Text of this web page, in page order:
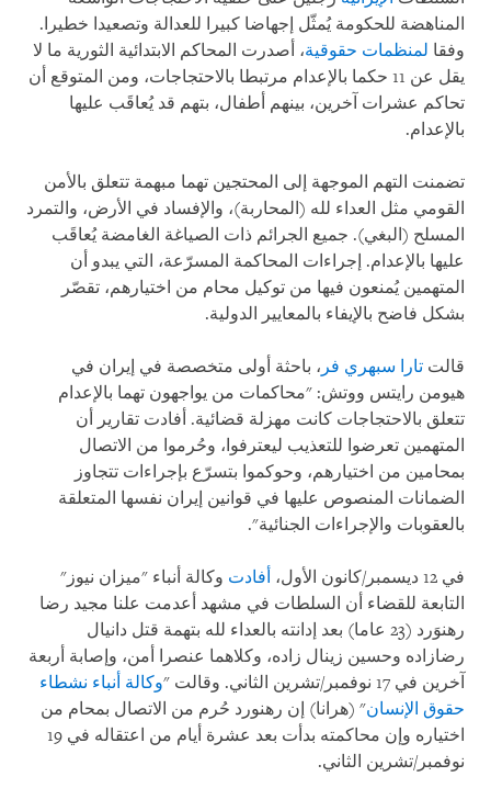
المناهضة للحكومة يُمثّل إجهاضا كبيرا للعدالة وتصعيدا خطيرا.
وفقا لمنظمات حقوقية، أصدرت المحاكم الابتدائية الثورية ما لا
يقل عن 11 حكما بالإعدام مرتبطا بالاحتجاجات، ومن المتوقع أن
تحاكم عشرات آخرين، بينهم أطفال، بتهم قد يُعاقَب عليها
بالإعدام.
تضمنت التهم الموجهة إلى المحتجين تهما مبهمة تتعلق بالأمن
القومي مثل العداء لله (المحاربة)، والإفساد في الأرض، والتمرد
المسلح (البغي). جميع الجرائم ذات الصياغة الغامضة يُعاقَب
عليها بالإعدام. إجراءات المحاكمة المسرّعة، التي يبدو أن
المتهمين يُمنعون فيها من توكيل محام من اختيارهم، تقصّر
بشكل فاضح بالإيفاء بالمعايير الدولية.
قالت تارا سبهري فر ، باحثة أولى متخصصة في إيران في
هيومن رايتس ووتش: "محاكمات من يواجهون تهما بالإعدام
تتعلق بالاحتجاجات كانت مهزلة قضائية. أفادت تقارير أن
المتهمين تعرضوا للتعذيب ليعترفوا، وحُرموا من الاتصال
بمحامين من اختيارهم، وحوكموا بتسرّع بإجراءات تتجاوز
الضمانات المنصوص عليها في قوانين إيران نفسها المتعلقة
بالعقوبات والإجراءات الجنائية".
في 12 ديسمبر/كانون الأول، أفادت وكالة أنباء "ميزان نيوز"
التابعة للقضاء أن السلطات في مشهد أعدمت علنا مجيد رضا
رهنوَرد (23 عاما) بعد إدانته بالعداء لله بتهمة قتل دانيال
رضازاده وحسين زينال زاده، وكلاهما عنصرا أمن، وإصابة أربعة
آخرين في 17 نوفمبر/تشرين الثاني. وقالت "
وكالة أنباء نشطاء
حقوق الإنسان" (هرانا) إن رهنورد حُرم من الاتصال بمحام من
اختياره وإن محاكمته بدأت بعد عشرة أيام من اعتقاله في 19
نوفمبر/تشرين الثاني.